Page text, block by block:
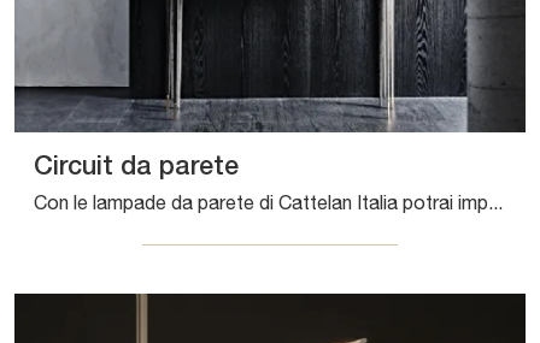
Circuit da parete
Con le lampade da parete di Cattelan Italia potrai impreziosire i tuoi locali: clicca e scopri Circuit da parete!